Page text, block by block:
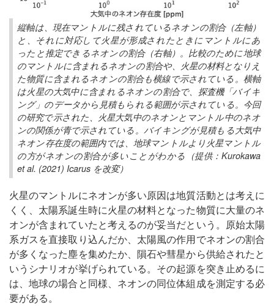
縦軸は、現在マントルに残されているネオンの割合（左軸）
と、それに対応して火星が形成されたときにマントルにあ
ったと推定できるネオンの割合（右軸）。比較のために地球
のマントルに含まれるネオンの割合や、火星の材料となりえ
た物質に含まれるネオンの割合も横線で示されている。横軸
は火星の大気中に含まれるネオンの割合で、探査機「バイキ
ング」のデータから見積もられる範囲が示されている。今回
の研究で示された、火星大気中のネオンとマントル中のネオ
ンの関係が青で示されている。バイキングが見積もる大気中
ネオン存在度の範囲内では、地球マントルより火星マントル
の方がネオンの割合が多いことがわかる（提供：Kurokawa
et al. (2021) Icarus を改変）
火星のマントルにネオンが多い原因は地質活動とは考えに
くく、太陽系誕生時に火星の材料となった物質に大量のネ
オンが含まれていたと考えるのが妥当だという。原始太陽
系ガスを直接取り込んだか、太陽風の作用でネオンの割合
が多くなった塵を集めたか、隕石や彗星から供給されたと
いうシナリオが挙げられている。その起源を突き止めるに
は、地球の場合と同様、ネオンの同位体組成を測定する必
要がある。